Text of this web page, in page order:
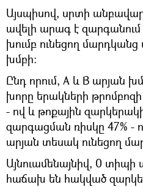
Այսպիսով, սրտի
ավելի արագ է
խումբ ունեցող
խմբի:
Ընդ որում, A և B արյան
խորը երակների
- ով և թոքային
զարգացման ռիսկը 47% -
արյան տեսակ ունեցող
Այնուամենայնիվ, 0 տիպի
հաճախ են հակված